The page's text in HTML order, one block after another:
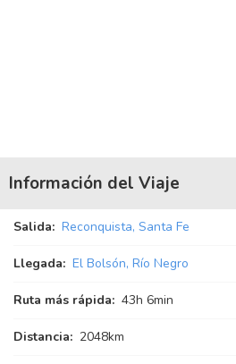
Información del Viaje
Salida: Reconquista, Santa Fe
Llegada: El Bolsón, Río Negro
Ruta más rápida: 43h 6min
Distancia: 2048km